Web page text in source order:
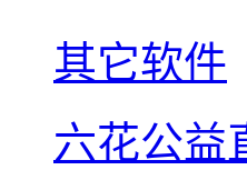
其它软件
六花公益